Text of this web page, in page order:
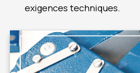
exigences techniques.